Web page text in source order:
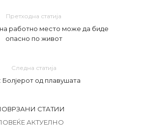
Претходна статија
работно место може да биде
опасно по живот
Следна статија
Болјерот од плавушата
СТАТИИ
АКТУЕЛНО